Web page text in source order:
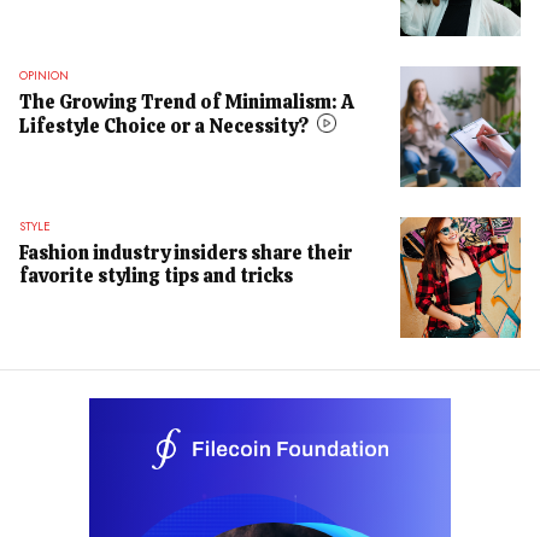
OPINION
The Growing Trend of Minimalism: A
Lifestyle Choice or a Necessity?
STYLE
Fashion industry insiders share their
favorite styling tips and tricks